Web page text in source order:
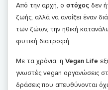
Από την αρχή, ο στόχος δεν
ζωής, αλλά να ανοίξει έναν
των ζώων, την ηθική
φυτική διατροφή.
Με τα χρόνια, η Vegan Life
γνωστές vegan οργανώσεις
δράσεις που απευθύνονται